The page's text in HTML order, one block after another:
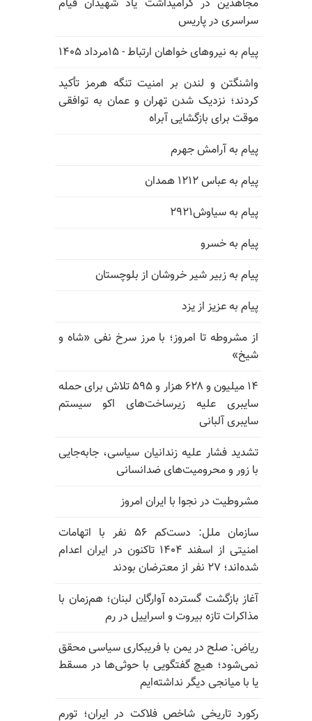
مجاهدین در گرامیداشت یاد شهیدان قیام
سراسری در پاریس
پیام به نیروهای خواهان ارتباط - ۱۵مرداد ۱۴۰۵
واشنگتن و لندن بر امنیت تنگه هرمز تأکید
کردند؛ نزدیک شدن تهران و عمان به توافقی
موقت برای بازگشایی آبراه
پیام به آرامش جهرم
پیام به عباس ۱۲۱۲ همدان
پیام به سیاوش۲۹۲۱
پیام به خسرو
پیام به زبیر شیر خروشان از بلوچستان
پیام به عزیز از یزد
از مشروطه تا امروز؛ با مرز سرخ نفی «شاه و
شیخ»
۱۴ میلیون و ۶۲۸ هزار و ۵۹۵ تلاش برای حمله
سایبری علیه زیرساخت‌های اکو سیستم
سایبری آلبانی
تشدید فشار علیه زندانیان سیاسی، جابه‌جایی
با زور و محرومیت‌های ضدانسانی
مشروطیت در نجوا با ایران امروز
سازمان ملل: دست‌کم ۵۶ نفر با اتهامات
امنیتی از اسفند ۱۴۰۴ تاکنون در ایران اعدام
شده‌اند؛ ۲۷ نفر از معترضان بودند
آغاز بازگشت گسترده آوارگان لبنان؛ هم‌زمان با
مذاکرات تازه بیروت و اسراییل در رم
ریاض: صلح در یمن با فریبکاری سیاسی محقق
نمی‌شود؛ هیچ گفتگویی با حوثی‌ها در مسقط
یا با میانجی دیگر نداشته‌ایم
رکورد تاریخی شاخص فلاکت در ایران؛ تورم